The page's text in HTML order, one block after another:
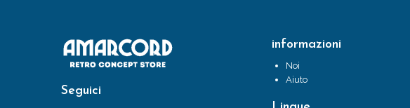
Seguici
informazioni
Noi
Aiuto